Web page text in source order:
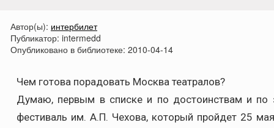
Автор(ы): интербилет
Публикатор: intermedd
Опубликовано в библиотеке: 2010-04-14
Чем готова порадовать Москва театралов?
Думаю, первым в списке и по достоинствам и
фестиваль им. А.П. Чехова, который пройдет 25